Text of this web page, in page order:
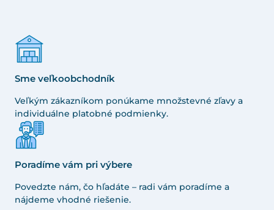
Sme veľkoobchodník
Veľkým zákazníkom ponúkame množstevné zľavy a
individuálne platobné podmienky.
Poradíme vám pri výbere
Povedzte nám, čo hľadáte – radi vám poradíme a
nájdeme vhodné riešenie.